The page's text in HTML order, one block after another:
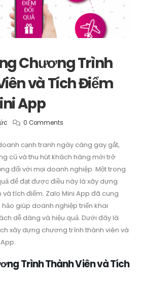
Chương Trình
và Tích Điểm
App
0 Comments
cạnh tranh ngày càng gay gắt,
cũ và thu hút khách hàng mới trở
đối với mọi doanh nghiệp. Một trong
để đạt được điều này là xây dựng
tích điểm. Zalo Mini App đã cung
giúp doanh nghiệp triển khai
dễ dàng và hiệu quả. Dưới đây là
xây dựng chương trình thành viên và
Trình Thành Viên và Tích